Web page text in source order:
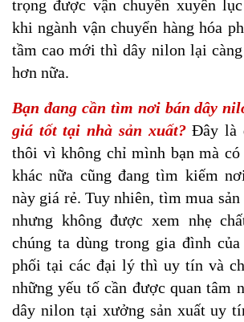
trọng được vận chuyển xuyên
khi ngành vận chuyển hàng hóa
tầm cao mới thì dây nilon lại
hơn nữa.
Bạn đang cần tìm nơi bán dây
giá tốt tại nhà sản xuất?Đây là
thôi vì không chỉ mình bạn mà
khác nữa cũng đang tìm kiếm
này giá rẻ. Tuy nhiên, tìm mua
nhưng không được xem nhẹ
chúng ta dùng trong gia đình
phối tại các đại lý thì uy tín và
những yếu tố cần được quan tâm
dây nilon tại xưởng sản xuất uy